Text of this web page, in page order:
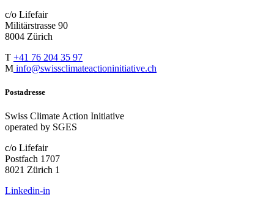
c/o Lifefair
Militärstrasse 90
8004 Zürich
T +41 76 204 35 97
M info@swissclimateactioninitiative.ch
Postadresse
Swiss Climate Action Initiative
operated by SGES
c/o Lifefair
Postfach 1707
8021 Zürich 1
Linkedin-in